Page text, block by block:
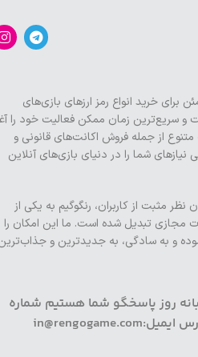
خرید انواع رمز ارزهای بازی‌های
و سریع‌ترین زمان ممکن فعالیت خود را
متنوع از جمله فروش اکانت‌های قانونی و
شما را در دنیای بازی‌های آنلاین
نظر مثبت از کاربران، رنگوگیم به یکی از
مجازی تبدیل شده است. ما این امکان را
و به سادگی، به جدیدترین و
24 ساعت شبانه روز پاسخگو شما هستیم شماره